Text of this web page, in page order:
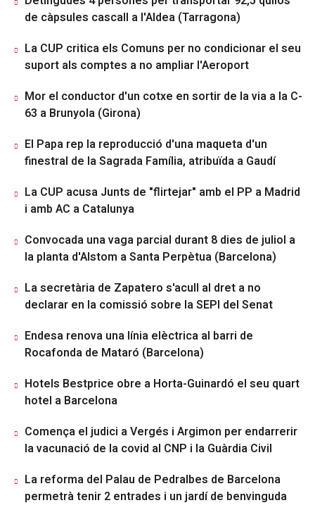
de càpsules cascall a l'Aldea (Tarragona)
La CUP critica els Comuns per no condicionar el seu
suport als comptes a no ampliar l'Aeroport
Mor el conductor d'un cotxe en sortir de la via a la C-
63 a Brunyola (Girona)
El Papa rep la reproducció d'una maqueta d'un
finestral de la Sagrada Família, atribuïda a Gaudí
La CUP acusa Junts de "flirtejar" amb el PP a Madrid
i amb AC a Catalunya
Convocada una vaga parcial durant 8 dies de juliol a
la planta d'Alstom a Santa Perpètua (Barcelona)
La secretària de Zapatero s'acull al dret a no
declarar en la comissió sobre la SEPI del Senat
Endesa renova una línia elèctrica al barri de
Rocafonda de Mataró (Barcelona)
Hotels Bestprice obre a Horta-Guinardó el seu quart
hotel a Barcelona
Comença el judici a Vergés i Argimon per endarrerir
la vacunació de la covid al CNP i la Guàrdia Civil
La reforma del Palau de Pedralbes de Barcelona
permetrà tenir 2 entrades i un jardí de benvinguda